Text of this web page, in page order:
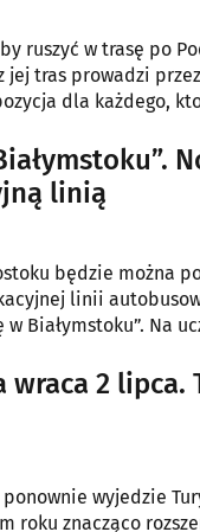
ruszyć w trasę po
jej tras prowadzi
dla każdego,
linią
będzie można
linii
w Białymstoku”. Na
wraca 2 lipca.
wyjedzie
roku znacząco